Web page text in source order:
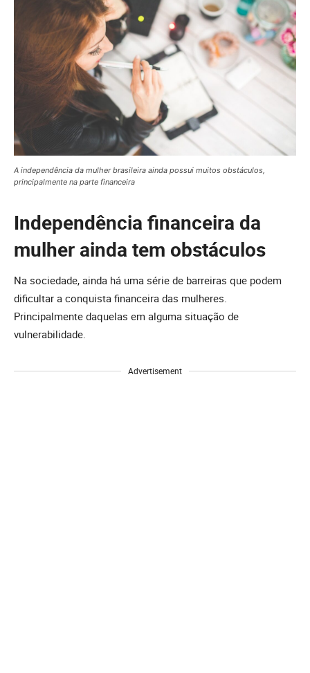
A independência da mulher brasileira ainda possui muitos obstáculos,
principalmente na parte financeira
Independência financeira da
mulher ainda tem obstáculos
Na sociedade, ainda há uma série de barreiras que podem
dificultar a conquista financeira das mulheres.
Principalmente daquelas em alguma situação de
vulnerabilidade.
Advertisement